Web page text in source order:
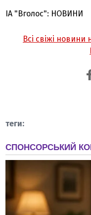
ІА "Вголос": НОВИНИ
Всі свіжі